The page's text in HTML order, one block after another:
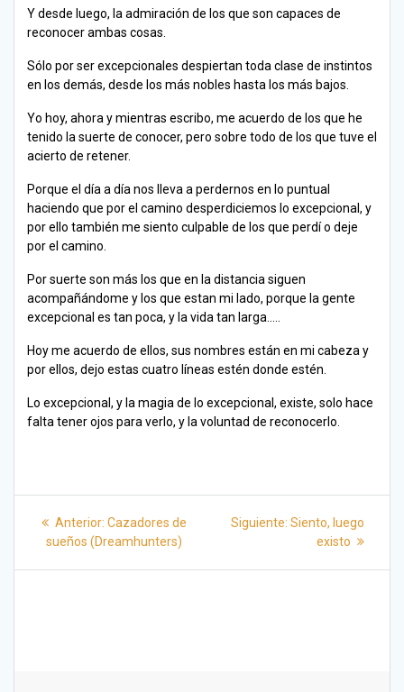
Y desde luego, la admiración de los que son capaces de
reconocer ambas cosas.
Sólo por ser excepcionales despiertan toda clase de instintos
en los demás, desde los más nobles hasta los más bajos.
Yo hoy, ahora y mientras escribo, me acuerdo de los que he
tenido la suerte de conocer, pero sobre todo de los que tuve el
acierto de retener.
Porque el día a día nos lleva a perdernos en lo puntual
haciendo que por el camino desperdiciemos lo excepcional, y
por ello también me siento culpable de los que perdí o deje
por el camino.
Por suerte son más los que en la distancia siguen
acompañándome y los que estan mi lado, porque la gente
excepcional es tan poca, y la vida tan larga…..
Hoy me acuerdo de ellos, sus nombres están en mi cabeza y
por ellos, dejo estas cuatro líneas estén donde estén.
Lo excepcional, y la magia de lo excepcional, existe, solo hace
falta tener ojos para verlo, y la voluntad de reconocerlo.
Navegación
Anterior: Entrada
anterior:
Cazadores de
sueños (Dreamhunters)
Siguiente: Siguiente
entrada:
Siento, luego
existo